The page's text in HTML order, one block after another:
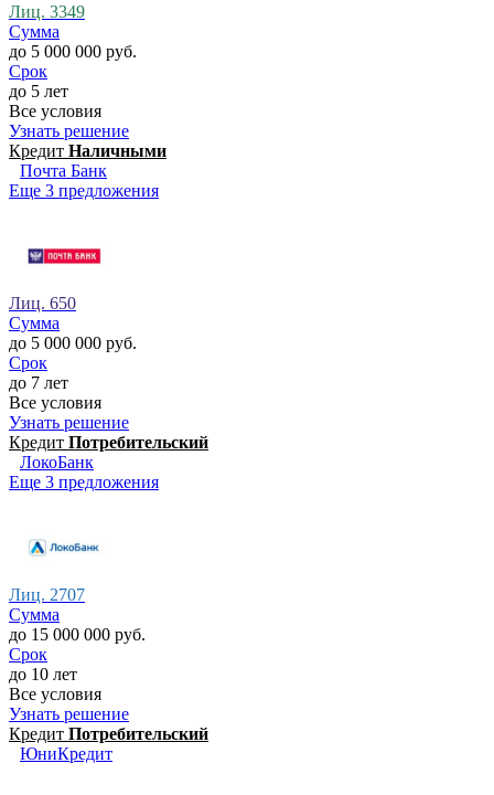
Лиц. 3349
Сумма
до 5 000 000 руб.
Срок
до 5 лет
Все условия
Узнать решение
Кредит Наличными
Почта Банк
Еще 3 предложения
Лиц. 650
Сумма
до 5 000 000 руб.
Срок
до 7 лет
Все условия
Узнать решение
Кредит Потребительский
ЛокоБанк
Еще 3 предложения
Лиц. 2707
Сумма
до 15 000 000 руб.
Срок
до 10 лет
Все условия
Узнать решение
Кредит Потребительский
ЮниКредит